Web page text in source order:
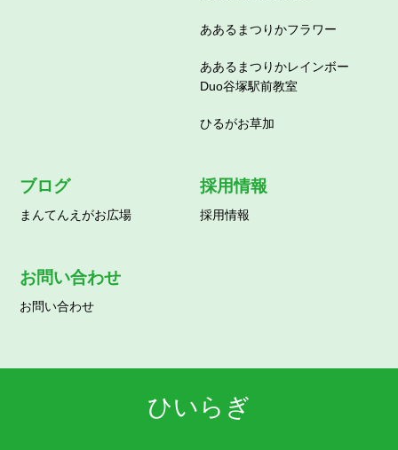
ああるまつりかフラワー
ああるまつりかレインボー
Duo谷塚駅前教室
ひるがお草加
ブログ
まんてんえがお広場
採用情報
採用情報
お問い合わせ
お問い合わせ
ひいらぎ